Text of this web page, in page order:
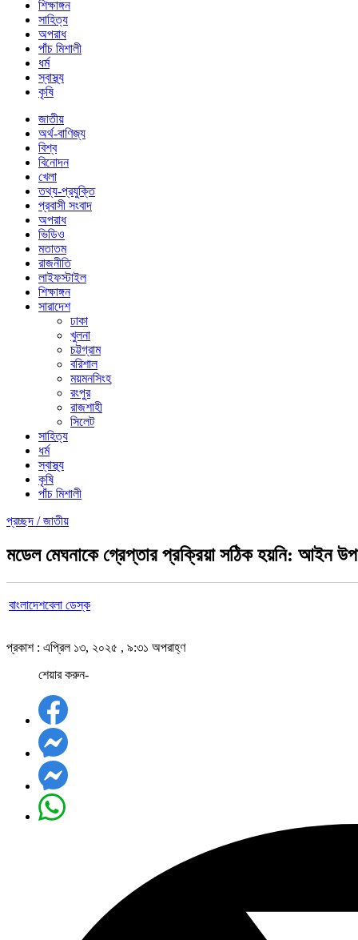
শিক্ষাঙ্গন
সাহিত্য
অপরাধ
পাঁচ মিশালী
ধর্ম
স্বাস্থ্য
কৃষি
জাতীয়
অর্থ-বাণিজ্য
বিশ্ব
বিনোদন
খেলা
তথ্য-প্রযুক্তি
প্রবাসী সংবাদ
অপরাধ
ভিডিও
মতাতম
রাজনীতি
লাইফস্টাইল
শিক্ষাঙ্গন
সারাদেশ
ঢাকা
খুলনা
চট্টগ্রাম
বরিশাল
ময়মনসিংহ
রংপুর
রাজশাহী
সিলেট
সাহিত্য
ধর্ম
স্বাস্থ্য
কৃষি
পাঁচ মিশালী
প্রচ্ছদ /জাতীয়
মডেল মেঘনাকে গ্রেপ্তার প্রক্রিয়া সঠিক হয়নি: আইন
বাংলাদেশবেলা ডেস্ক
প্রকাশ : এপ্রিল ১৩, ২০২৫ , ৯:৩১ অপরাহ্ণ
শেয়ার করুন-